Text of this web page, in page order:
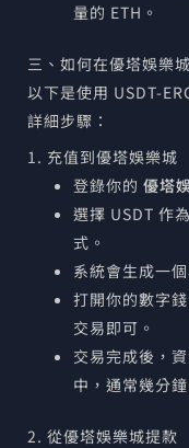
量的 ETH。
三、如何在優塔娛樂
以下是使用 USDT-
詳細步驟：
1. 充值到優塔娛樂城
登錄你的 優塔
選擇 USDT 作
式。
系統會生成一
打開你的數字
交易即可。
交易完成後，
中，通常幾分
2. 從優塔娛樂城提款